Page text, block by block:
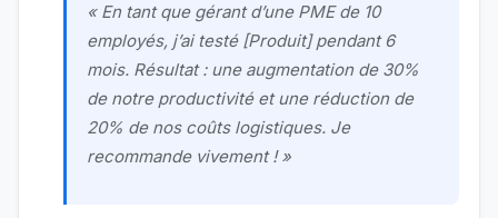
« En tant que gérant d’une PME de 10
employés, j’ai testé [Produit] pendant 6
mois. Résultat : une augmentation de 30%
de notre productivité et une réduction de
20% de nos coûts logistiques. Je
recommande vivement ! »